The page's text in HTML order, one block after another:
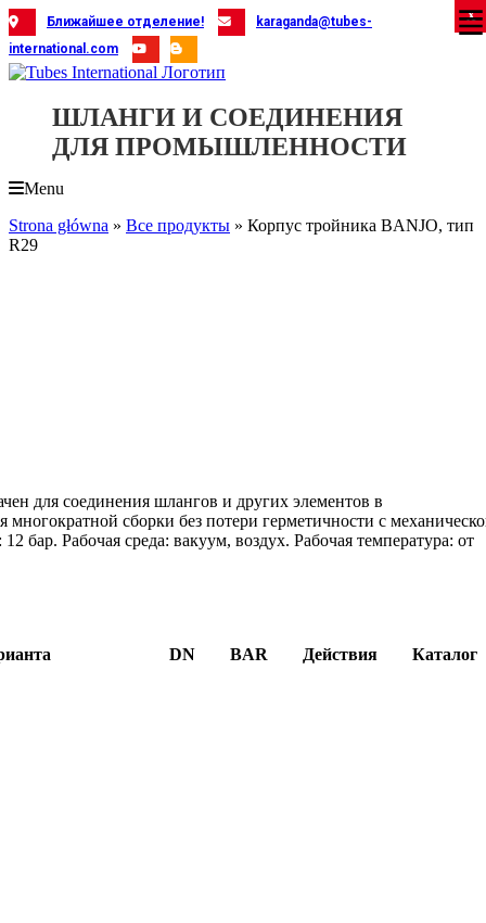
Skip
to
content
Ближайшее отделение!
karaganda@tubes-
international.com
ШЛАНГИ И СОЕДИНЕНИЯ
ДЛЯ ПРОМЫШЛЕННОСТИ
Menu
Strona główna » Все продукты » Корпус тройника BANJO, тип
R29
для соединения шлангов и других элементов в
сборки без потери герметичности с
бар. Рабочая среда: вакуум, воздух. Рабочая температура: от
DN BAR Действия Каталог
X
X
X
X
X
X
X
X
X
X
X
X
X
X
X
X
X
X
X